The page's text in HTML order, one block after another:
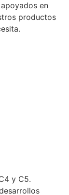
en
productos
y C5.